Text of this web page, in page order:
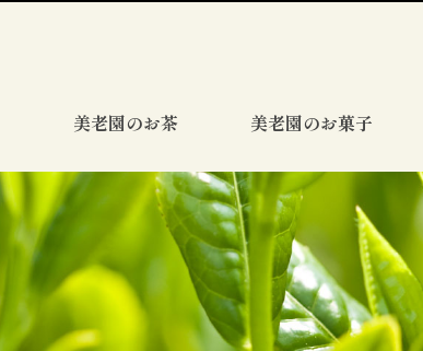
美老園のお茶 美老園のお菓子